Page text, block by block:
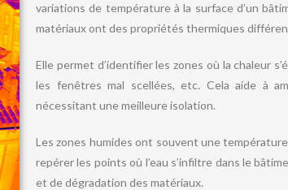
variations de température à la surface d’un
matériaux ont des propriétés thermiques
Elle permet d’identifier les zones où la chaleur
les fenêtres mal scellées, etc. Cela aide à
nécessitant une meilleure isolation.
Les zones humides ont souvent une
repérer les points où l’eau s’infiltre dans le
et de dégradation des matériaux.